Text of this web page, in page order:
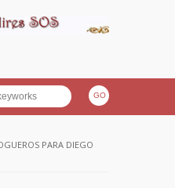
PARA DIEGO